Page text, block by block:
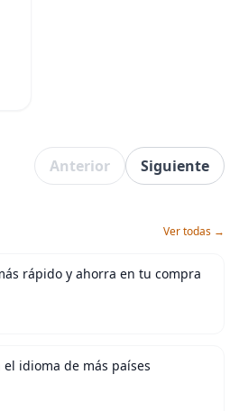
Anterior Siguiente
Ver todas →
rápido y ahorra en tu compra
el idioma de más países